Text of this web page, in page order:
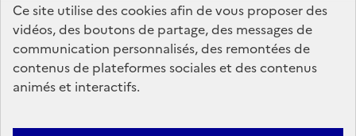
Ce site utilise des cookies afin de vous proposer des
vidéos, des boutons de partage, des messages de
communication personnalisés, des remontées de
contenus de plateformes sociales et des contenus
animés et interactifs.
legifrance.gouv.fr
info.gouv.fr
service-public.gouv.fr
data.gouv.fr